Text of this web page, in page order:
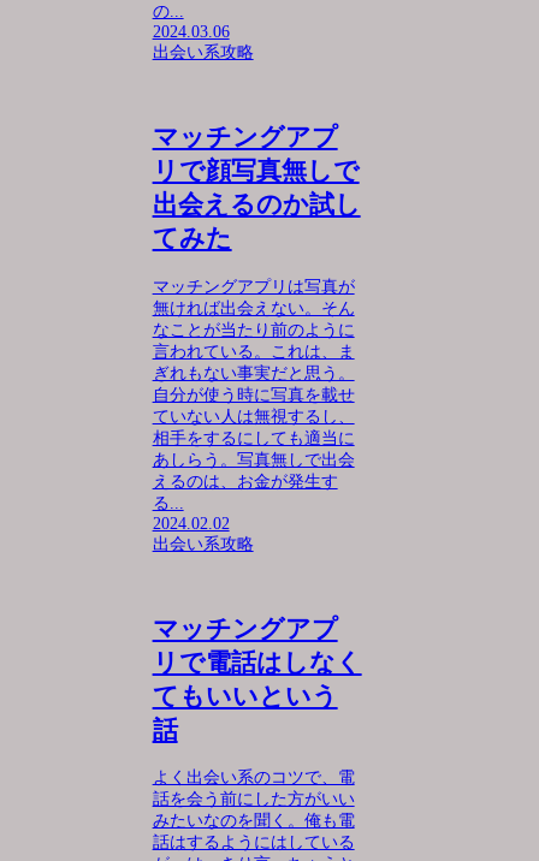
の...
2024.03.06
出会い系攻略
マッチングアプ
リで顔写真無しで
出会えるのか試し
てみた
マッチングアプリは写真が
無ければ出会えない。そん
なことが当たり前のように
言われている。これは、ま
ぎれもない事実だと思う。
自分が使う時に写真を載せ
ていない人は無視するし、
相手をするにしても適当に
あしらう。写真無しで出会
えるのは、お金が発生す
る...
2024.02.02
出会い系攻略
マッチングアプ
リで電話はしなく
てもいいという
話
よく出会い系のコツで、電
話を会う前にした方がいい
みたいなのを聞く。俺も電
話はするようにはしている